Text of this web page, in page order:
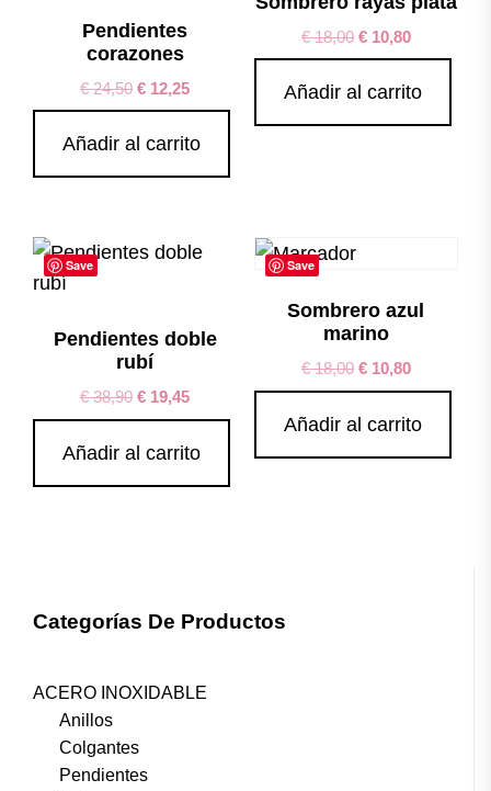
Pendientes
corazones
€24,50 € 12,25
Añadir al carrito
€18,00 €10,80
Añadir al carrito
Save
Pendientes doble
rubí
€38,90 € 19,45
Añadir al carrito
Save
Sombrero azul
marino
€18,00 €10,80
Añadir al carrito
Categorías De Productos
ACERO INOXIDABLE
Anillos
Colgantes
Pendientes